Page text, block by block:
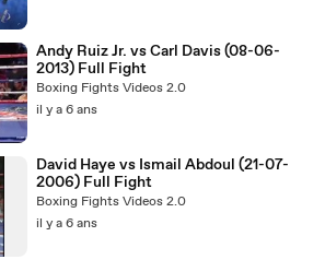
Andy Ruiz Jr. vs Carl Davis (08-06-
2013) Full Fight
Boxing Fights Videos 2.0
il y a 6 ans
David Haye vs Ismail Abdoul (21-07-
2006) Full Fight
Boxing Fights Videos 2.0
il y a 6 ans